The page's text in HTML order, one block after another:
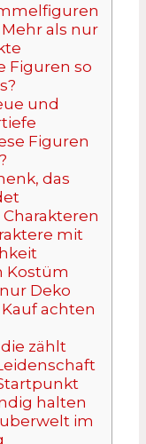
als nur
Figuren so
und
Figuren
das
mit
Kostüm
Deko
achten
zählt
halten
im